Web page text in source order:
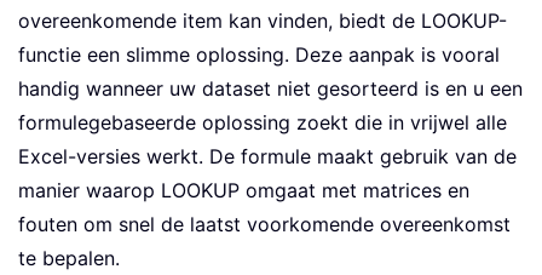
overeenkomende item kan vinden, biedt de LOOKUP-
functie een slimme oplossing. Deze aanpak is vooral
handig wanneer uw dataset niet gesorteerd is en u een
formulegebaseerde oplossing zoekt die in vrijwel alle
Excel-versies werkt. De formule maakt gebruik van de
manier waarop LOOKUP omgaat met matrices en
fouten om snel de laatst voorkomende overeenkomst
te bepalen.